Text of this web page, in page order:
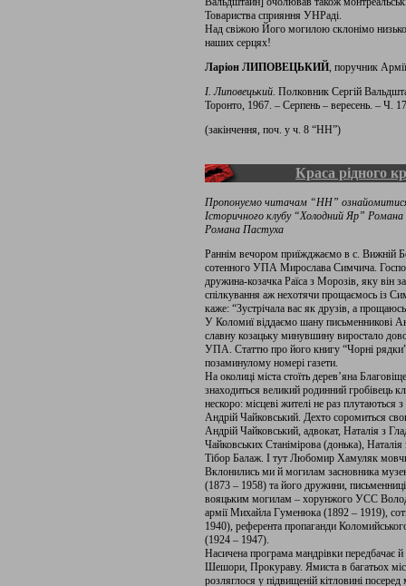
Товариства сприяння УНРаді.
Над свіжою Його могилою склонімо
на­ших серцях!
Ларіон ЛИПОВЕЦЬКИЙ, поручник
І. Липовецький. Полковник Сергій
Торонто, 1967. – Серпень – вересень. – Ч.
(закінчення, поч. у ч. 8 “НН”)
Краса рідного
Пропонуємо читачам “НН” ознайомитися
Історичного клубу “Холодний Яр”
Романа Пастуха
Раннім вечором приїжджаємо в с. Вижній
сотенного УПА Мирослава Симчича.
дружина-козачка Раїса з Морозів, яку він
спілкування аж нехотячи прощаємось із
каже: “Зустрічала вас як друзів, а
У Коломиї віддаємо шану письменникові
славну козацьку минувшину виростало
УПА. Статтю про його книгу “Чорні рядки”
позаминулому номері газети.
На околиці міста стоїть дерев’яна
знаходиться великий родинний гробівець
нескоро: місцеві жителі не раз плутаються
Андрій Чайковський. Дехто соромиться
Андрій Чайковський, адвокат, Наталія з
Чайковських Станімірова (донька),
Тібор Балаж. І тут Любомир Хамуляк
Вклонились ми й могилам засновника
(1873 – 1958) та його дружини,
вояцьким могилам – хорунжого УСС
армії Михайла Гуменюка (1892 – 1919),
1940), референта пропаганди
(1924 – 1947).
Насичена програма мандрівки передбачає
Шешори, Прокураву. Ямиста в багатьох
розляглося у підвищеній кітловині